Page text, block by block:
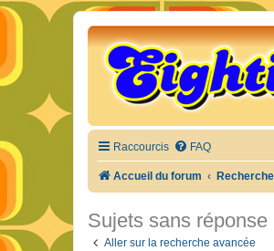
Raccourcis FAQ
Accueil du forum
Sujets sans réponse
Aller sur la recherche avancée